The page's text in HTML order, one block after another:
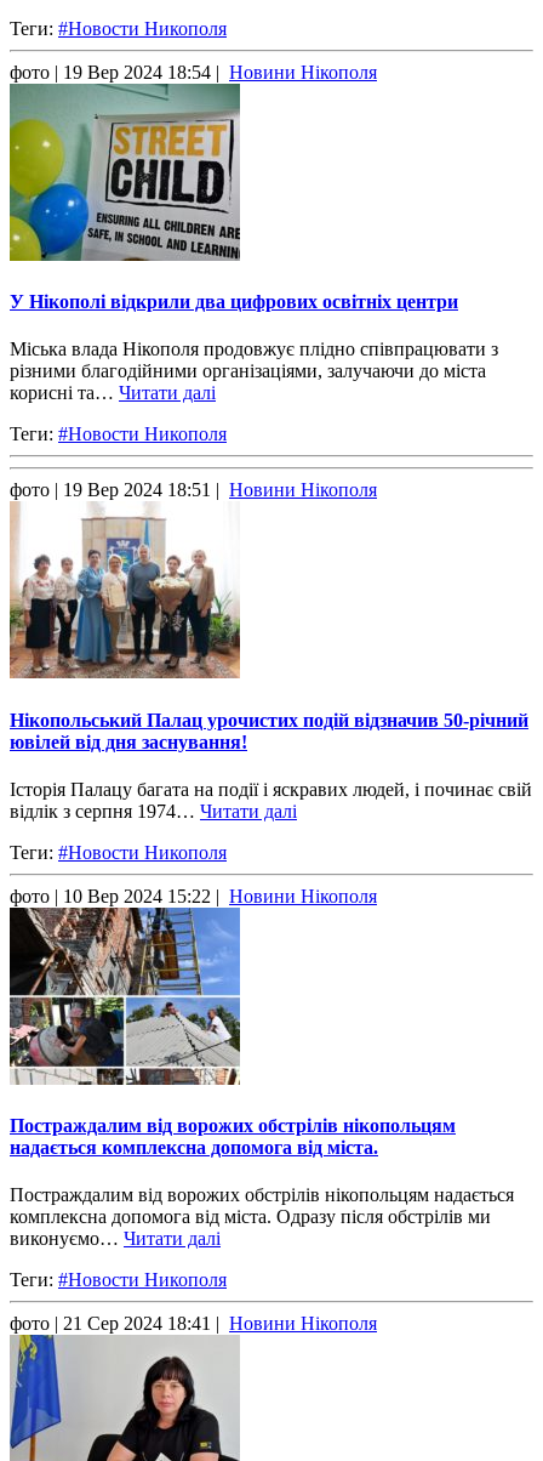
Теги: #Новости Никополя
фото | 19 Вер 2024 18:54 | Новини Нікополя
У Нікополі відкрили два цифрових освітніх центри
Міська влада Нікополя продовжує плідно співпрацювати з
різними благодійними організаціями, залучаючи до міста
корисні та… Читати далі
Теги: #Новости Никополя
фото | 19 Вер 2024 18:51 | Новини Нікополя
Нікопольський Палац урочистих подій відзначив 50-річний
ювілей від дня заснування!
Історія Палацу багата на події і яскравих людей, і починає свій
відлік з серпня 1974… Читати далі
Теги: #Новости Никополя
фото | 10 Вер 2024 15:22 | Новини Нікополя
Постраждалим від ворожих обстрілів нікопольцям
надається комплексна допомога від міста.
Постраждалим від ворожих обстрілів нікопольцям надається
комплексна допомога від міста. Одразу після обстрілів ми
виконуємо… Читати далі
Теги: #Новости Никополя
фото | 21 Сер 2024 18:41 | Новини Нікополя